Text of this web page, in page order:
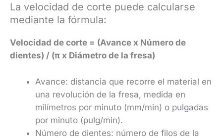
La velocidad de corte puede calcularse
mediante la fórmula:
Velocidad de corte = (Avance x Número de
dientes) / (π x Diámetro de la fresa)
Avance: distancia que recorre el material en
una revolución de la fresa, medida en
milímetros por minuto (mm/min) o pulgadas
por minuto (pulg/min).
Número de dientes: número de filos de la